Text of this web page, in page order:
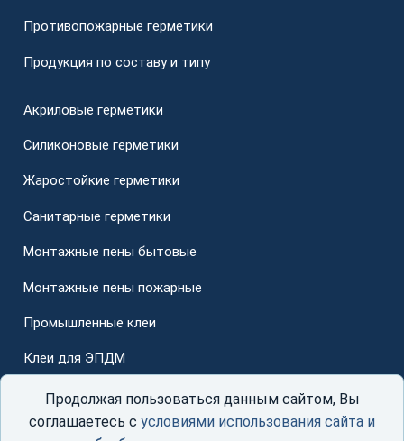
Противопожарные герметики
Продукция по составу и типу
Акриловые герметики
Силиконовые герметики
Жаростойкие герметики
Санитарные герметики
Монтажные пены бытовые
Монтажные пены пожарные
Промышленные клеи
Клеи для ЭПДМ
Для стеклопакетов
Продолжая пользоваться данным сайтом, Вы
соглашаетесь с условиями использования сайта и